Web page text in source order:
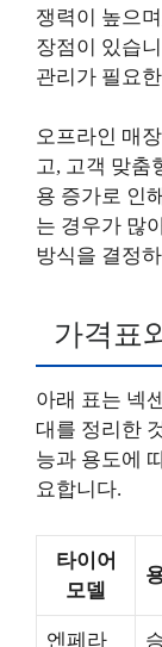
쟁력이 높으
장점이 있습
관리가 필요
오프라인 매
고, 고객 맞춤
용 증가로 인
는 경우가 많
방식을 결정
가격표
아래 표는 넥
대를 정리한
능과 용도에
요합니다.
타이어
모델
엔페라